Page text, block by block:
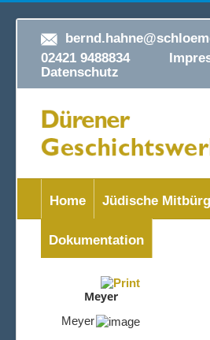
02421 9488834
Datenschutz
Home Jüdische
Dokumentation
Meyer
Meyer